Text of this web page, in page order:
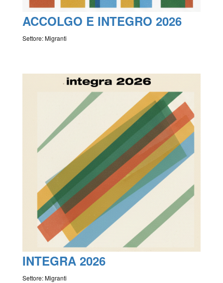
ACCOLGO E INTEGRO 2026
Settore: Migranti
INTEGRA 2026
Settore: Migranti